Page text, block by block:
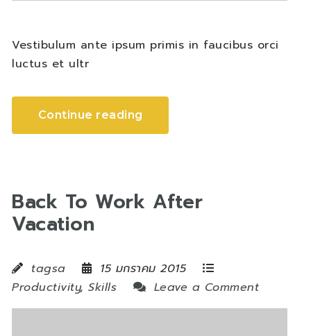
Vestibulum ante ipsum primis in faucibus orci
luctus et ultr
Continue reading
Back To Work After
Vacation
tagsa
15 มกราคม 2015
Productivity,Skills Leave a Comment